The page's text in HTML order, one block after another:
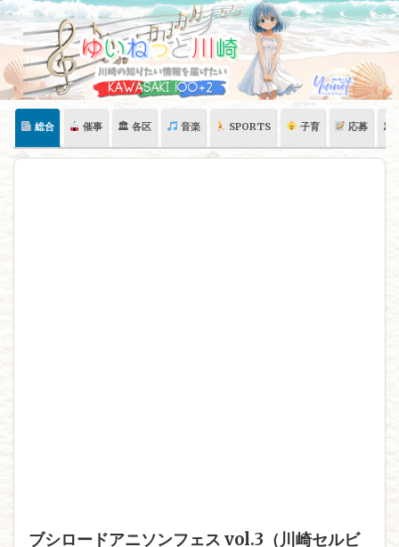
Skip
content
総合 催事 🏛 各区 音楽 SPORTS 子育 応募 🏛
ブシロードアニソンフェス vol.3（川崎セルビ